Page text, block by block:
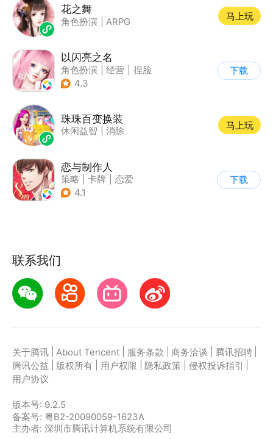
花之舞
角色扮演 ARPG
马上玩
以闪亮之名
角色扮演 经营
捏脸
| 二次元
4.3
下载
珠珠百变换装
休闲益智 消除
马上玩
恋与制作人
策略 卡牌
恋爱
| 乙女
4.1
下载
联系我们
关于腾讯 About Tencent 服务条款 商务洽谈 腾讯招聘
腾讯公益
版权所有 用户权限 隐私政策 侵权投诉指引
用户协议
版本号: 9.2.5
备案号: 粤B2-20090059-1623A
主办者: 深圳市腾讯计算机系统有限公司